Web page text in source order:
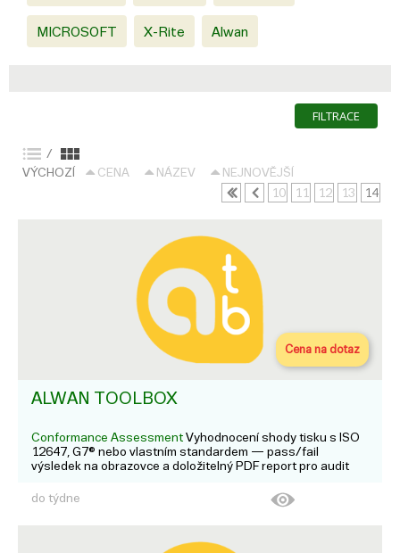
MICROSOFT X-Rite Alwan
FILTRACE
/
VÝCHOZÍ
CENA NÁZEV
NEJNOVĚJŠÍ
10
11 12 13 14
Cena na dotaz
ALWAN TOOLBOX
Conformance Assessment Vyhodnocení shody tisku s ISO
12647, G7® nebo vlastním standardem — pass/fail
výsledek na obrazovce a doložitelný PDF report pro audit
do týdne